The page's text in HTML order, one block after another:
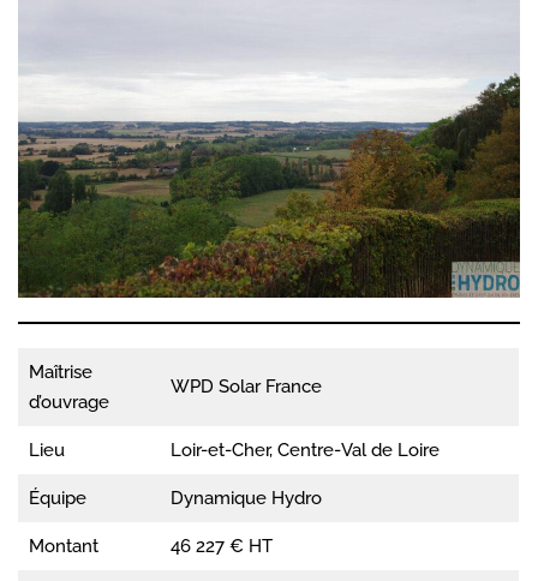
Maîtrise
d’ouvrage
WPD Solar France
Lieu Loir-et-Cher, Centre-Val de Loire
Équipe Dynamique Hydro
Montant 46 227 € HT